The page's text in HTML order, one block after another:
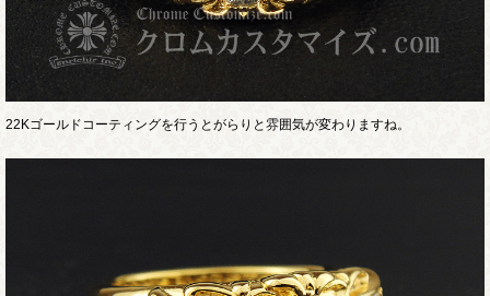
22Kゴールドコーティングを行うとがらりと雰囲気が変わりますね。